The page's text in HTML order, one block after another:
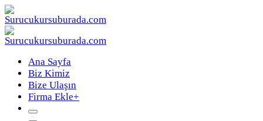
Ana Sayfa
Biz Kimiz
Bize Ulaşın
Firma Ekle+